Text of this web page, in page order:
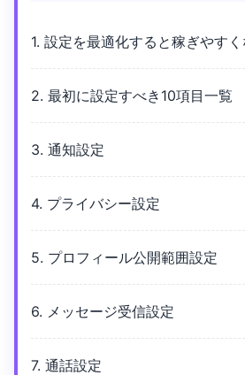
1. 設定を最適化すると稼ぎやすく
2. 最初に設定すべき10項目一覧
3. 通知設定
4. プライバシー設定
5. プロフィール公開範囲設定
6. メッセージ受信設定
7. 通話設定